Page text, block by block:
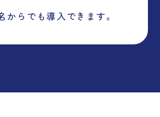
からでも導入できます。